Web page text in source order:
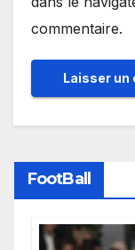
commentaire.
FootBall